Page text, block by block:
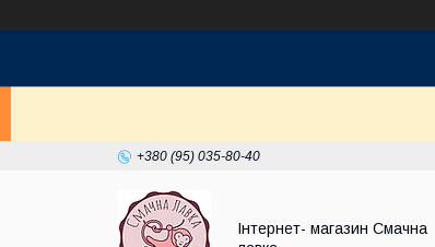
+380 (95) 035-80-40
Інтернет- магазин Смачна